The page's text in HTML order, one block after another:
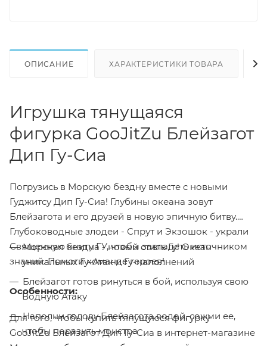
ОПИСАНИЕ ХАРАКТЕРИСТИКИ ТОВАРА
Игрушка тянущаяся
фигурка GooJitZu Блейзагот
Дип Гу-Сиа
Погрузись в Морскую бездну вместе с новыми
Гуджитсу Дип Гу-Сиа! Глубины океана зовут
Блейзагота и его друзей в новую эпичную битву.
Глубоководные злодеи - Спрут и Экзошок - украли
Священную книгу ГУ, чтобы завладеть источником
знаний. Помоги команде героев!
Особенности:
Морская бездна - новый стиль Гу! Океан
уникальных Гу-Атак и Гу-наполнений
Блейзагот готов ринуться в бой, используя свою
Водную Атаку
Наполни голову Блейзагота водой, сожми ее,
чтобы поразить монстра
Для того, чтобы купить тянущуюся фигурку
GooJitZu Блейзагот Дип Гу-Сиа в интернет-магазине